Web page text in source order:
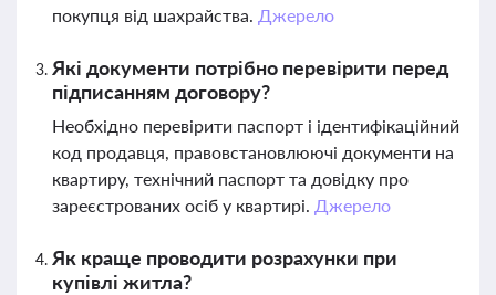
покупця від шахрайства. Джерело
Які документи потрібно перевірити перед
підписанням договору?
Необхідно перевірити паспорт і ідентифікаційний
код продавця, правовстановлюючі документи на
квартиру, технічний паспорт та довідку про
зареєстрованих осіб у квартирі. Джерело
Як краще проводити розрахунки при
купівлі житла?